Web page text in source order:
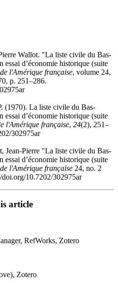
Wallot. "La liste civile du Bas-
essai d’économie historique (suite
l'Amérique française, volume 24,
p. 251–286.
(1970). La liste civile du Bas-
essai d’économie historique (suite
l'Amérique française, 24(2), 251–
302975ar
Jean-Pierre "La liste civile du Bas-
essai d’économie historique (suite
l'Amérique française 24, no. 2
10.7202/302975ar
article
RefWorks, Zotero
Zotero